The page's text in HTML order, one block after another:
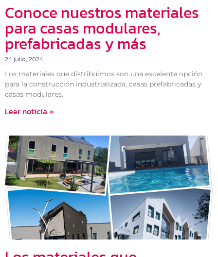
Conoce nuestros materiales
para casas modulares,
prefabricadas y más
24 julio, 2024
Los materiales que distribuimos son una excelente opción
para la construcción industrializada, casas prefabricadas y
casas modulares.
Leer noticia »